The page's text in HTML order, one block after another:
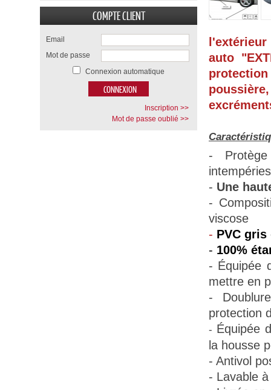
auto
-
- Une
-
viscose
- PVC gris
- 100%
- Équipée
mettre en
-
protection
- Équipée
la housse
- Antivol
- Lavable
COMPTE CLIENT
Email
Mot de passe
Connexion automatique
Inscription >>
Mot de passe oublié >>